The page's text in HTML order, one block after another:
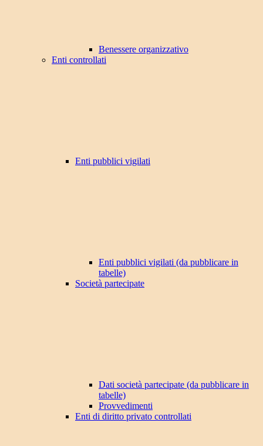
Benessere organizzativo
Enti controllati
Enti pubblici vigilati
Enti pubblici vigilati (da pubblicare in
tabelle)
Società partecipate
Dati società partecipate (da pubblicare in
tabelle)
Provvedimenti
Enti di diritto privato controllati